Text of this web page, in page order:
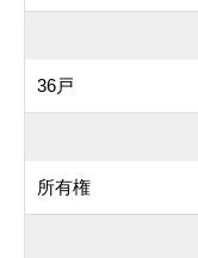
36戸
所有権